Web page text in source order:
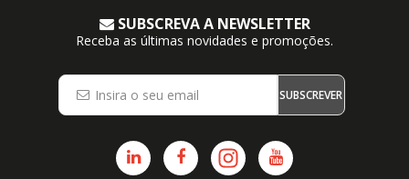
SUBSCREVA A NEWSLETTER
Receba as últimas novidades e promoções.
SUBSCREVER